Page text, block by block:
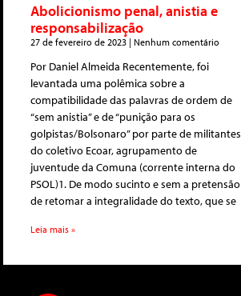
Abolicionismo penal, anistia e
responsabilização
27 de fevereiro de 2023 Nenhum comentário
Por Daniel Almeida Recentemente, foi
levantada uma polêmica sobre a
compatibilidade das palavras de ordem de
“sem anistia” e de “punição para os
golpistas/Bolsonaro” por parte de militantes
do coletivo Ecoar, agrupamento de
juventude da Comuna (corrente interna do
PSOL)1. De modo sucinto e sem a pretensão
de retomar a integralidade do texto, que se
Leia mais »